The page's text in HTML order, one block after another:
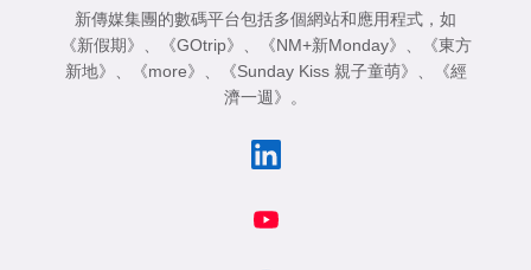
新傳媒集團的數碼平台包括多個網站和應用程式，如
《新假期》 、 《GOtrip》 、 《NM+新Monday》 、
《東方
新地》 、 《more》 、 《Sunday Kiss 親子童萌》 、
《經
濟一週》 。